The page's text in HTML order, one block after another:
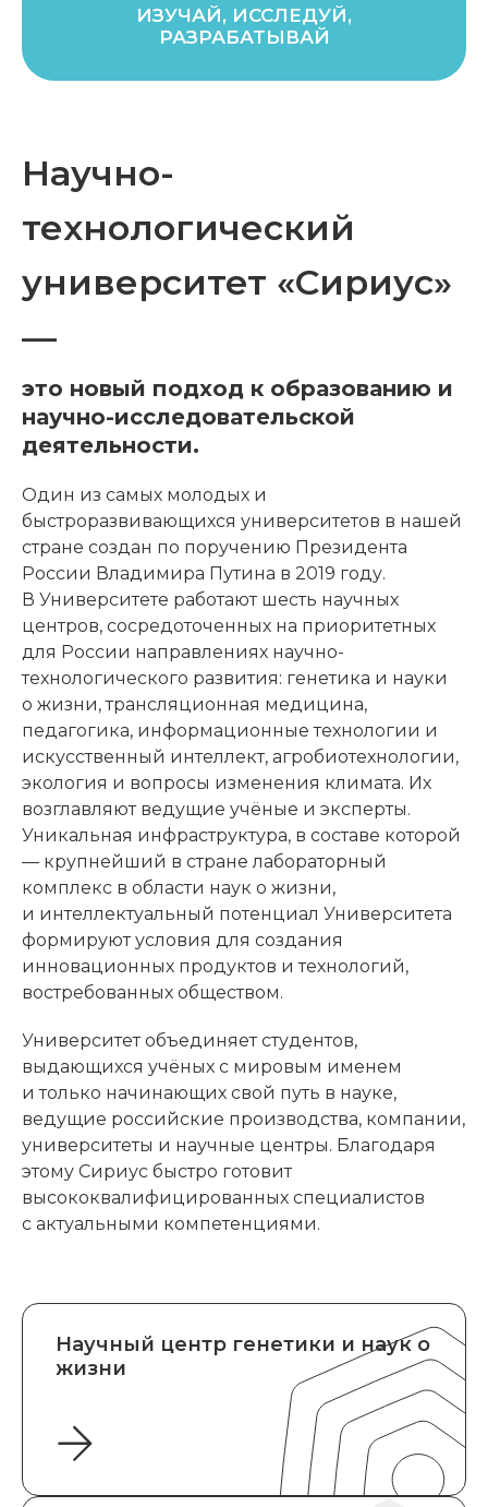
ИЗУЧАЙ, ИССЛЕДУЙ,
РАЗРАБАТЫВАЙ
Научно-
технологический
университет «Сириус»
—
это новый подход к образованию и
научно-исследовательской
деятельности.
Один из самых молодых и
быстроразвивающихся университетов в нашей
стране создан по поручению Президента
России Владимира Путина в 2019 году.
В Университете работают шесть научных
центров, сосредоточенных на приоритетных
для России направлениях научно-
технологического развития: генетика и науки
о жизни, трансляционная медицина,
педагогика, информационные технологии и
искусственный интеллект, агробиотехнологии,
экология и вопросы изменения климата. Их
возглавляют ведущие учёные и эксперты.
Уникальная инфраструктура, в составе которой
— крупнейший в стране лабораторный
комплекс в области наук о жизни,
и интеллектуальный потенциал Университета
формируют условия для создания
инновационных продуктов и технологий,
востребованных обществом.
Университет объединяет студентов,
выдающихся учёных с мировым именем
и только начинающих свой путь в науке,
ведущие российские производства, компании,
университеты и научные центры. Благодаря
этому Сириус быстро готовит
высококвалифицированных специалистов
с актуальными компетенциями.
Научный центр генетики и наук о
жизни